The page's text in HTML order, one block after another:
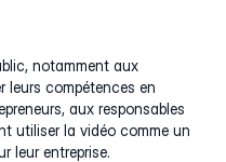
notamment aux
leurs compétences en
aux responsables
utiliser la vidéo comme un
leur entreprise.